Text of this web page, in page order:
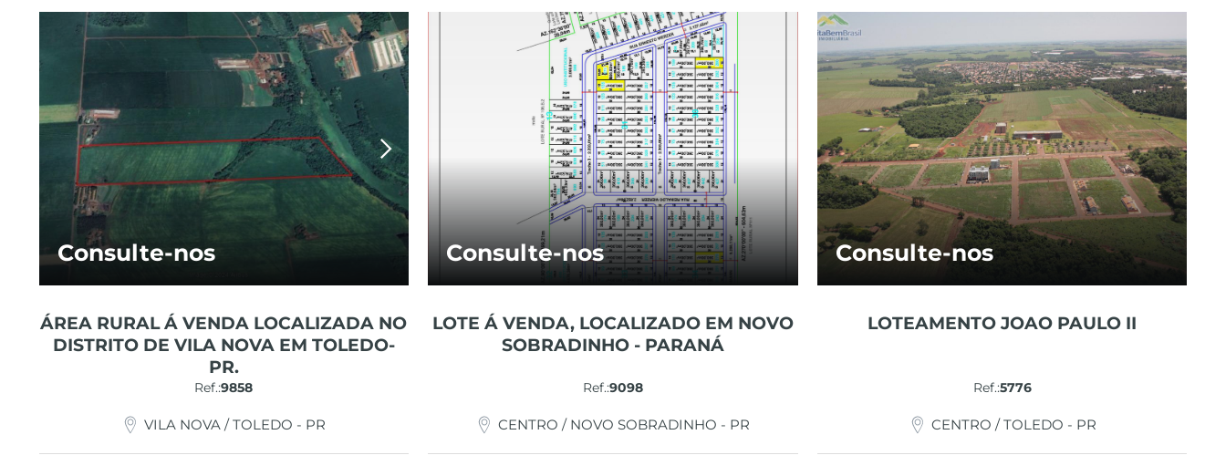
Consulte-nos
ÁREA RURAL Á VENDA LOCALIZADA NO
DISTRITO DE VILA NOVA EM TOLEDO-
PR.
Ref.:9858
VILA NOVA / TOLEDO - PR
Consulte-nos
LOTE Á VENDA, LOCALIZADO EM NOVO
SOBRADINHO - PARANÁ
Ref.:9098
CENTRO / NOVO SOBRADINHO - PR
Consulte-nos
LOTEAMENTO JOAO PAULO II
Ref.:5776
CENTRO / TOLEDO - PR